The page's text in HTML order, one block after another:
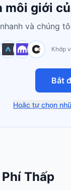
môi giới
và chúng
Khớp
Bắt
Hoặc tự chọn
Thấp